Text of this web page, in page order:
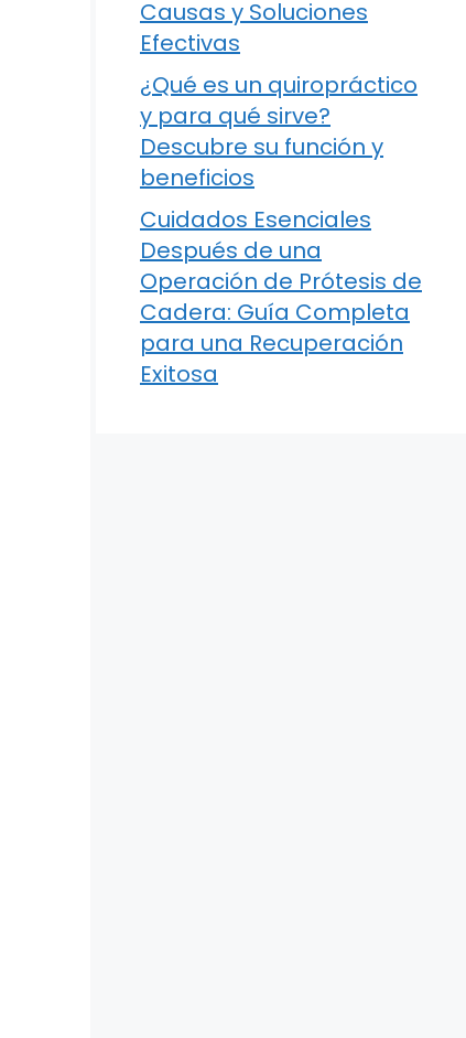
Causas y Soluciones
Efectivas
¿Qué es un quiropráctico
y para qué sirve?
Descubre su función y
beneficios
Cuidados Esenciales
Después de una
Operación de Prótesis de
Cadera: Guía Completa
para una Recuperación
Exitosa